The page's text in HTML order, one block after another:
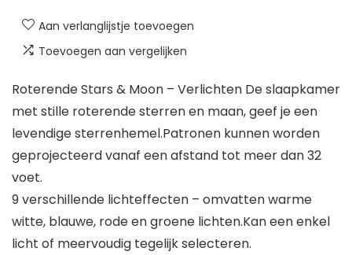
Aan verlanglijstje toevoegen
Toevoegen aan vergelijken
Roterende Stars & Moon – Verlichten De slaapkamer
met stille roterende sterren en maan, geef je een
levendige sterrenhemel.Patronen kunnen worden
geprojecteerd vanaf een afstand tot meer dan 32
voet.
9 verschillende lichteffecten – omvatten warme
witte, blauwe, rode en groene lichten.Kan een enkel
licht of meervoudig tegelijk selecteren.